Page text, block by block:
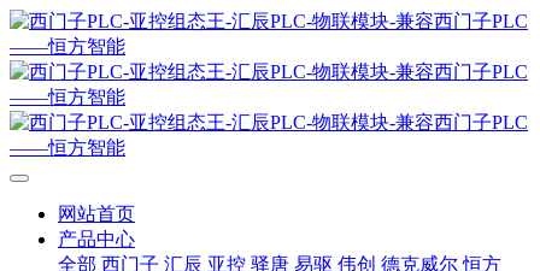
网站首页
产品中心
全部 西门子 汇辰 亚控 驿唐 易驱 伟创 德克威尔 恒方